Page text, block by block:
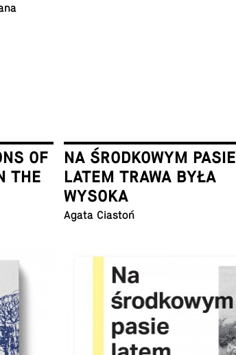
OF
THE
NA ŚRODKOWYM PASIE
LATEM TRAWA BYŁA
WYSOKA
Agata Ciastoń